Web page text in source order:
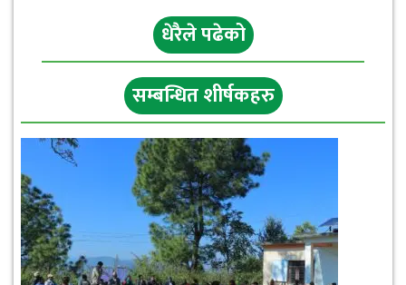
धेरैले पढेको
सम्बन्धित शीर्षकहरु
छत्रेश्वरीलाई हराउँदै त्रिबेणी २१ रनले विजयी